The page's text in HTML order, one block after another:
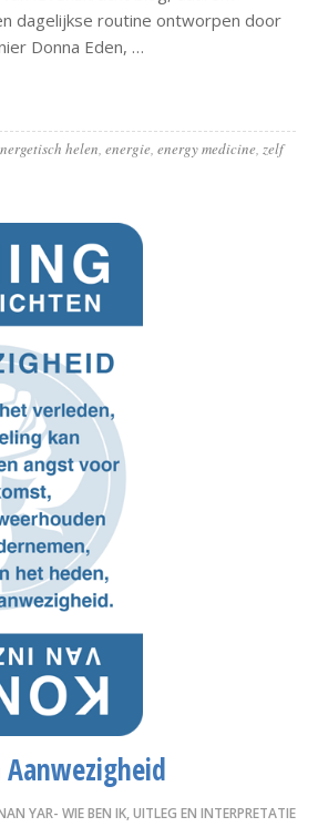
dagelijkse routine ontworpen door
Donna Eden, …
helen, energie, energy medicine, zelf
YAR- WIE BEN IK, UITLEG EN INTERPRETATIE